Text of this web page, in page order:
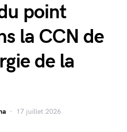
point
la CCN de
de la
17 juillet 2026